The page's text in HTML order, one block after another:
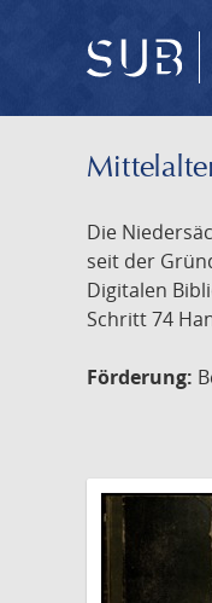
Die
seit der
Digitalen
Schritt 74
Förderung: